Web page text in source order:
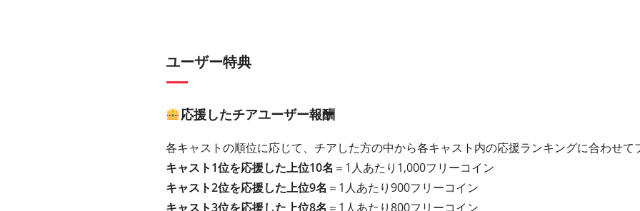
ユーザー特典
応援したチアユーザー報酬
各キャストの順位に応じて、チアした方の中から各キャスト内の応援ランキングに合わせて
キャスト1位を応援した上位10名 ＝1人あたり1,000フリーコイン
キャスト2位を応援した上位9名 ＝1人あたり900フリーコイン
キャスト3位を応援した上位8名 ＝1人あたり800フリーコイン